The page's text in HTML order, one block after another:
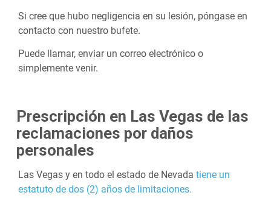
Si cree que hubo negligencia en su lesión, póngase en
contacto con nuestro bufete.
Puede llamar, enviar un correo electrónico o
simplemente venir.
Prescripción en Las Vegas de las
reclamaciones por daños
personales
Las Vegas y en todo el estado de Nevada tiene un
estatuto de dos (2) años de limitaciones.